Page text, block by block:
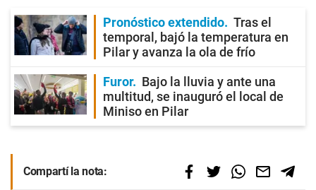
Pronóstico extendido
Tras el
temporal, bajó la temperatura en
Pilar y avanza la ola de frío
Furor
Bajo la lluvia y ante una
multitud, se inauguró el local de
Miniso en Pilar
Compartí la nota: